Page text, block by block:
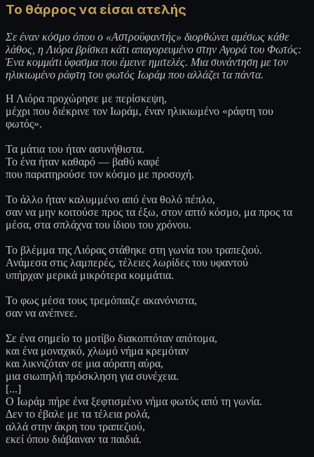
Το θάρρος να είσαι ατελής
Σε έναν κόσμο όπου ο «Αστροϋφαντής» διορθώνει αμέσως κάθε
λάθος, η Λιόρα βρίσκει κάτι απαγορευμένο στην Αγορά του Φωτός:
Ένα κομμάτι ύφασμα που έμεινε ημιτελές. Μια συνάντηση με τον
ηλικιωμένο ράφτη του φωτός Ιωράμ που αλλάζει τα πάντα.
Η Λιόρα προχώρησε με περίσκεψη,
μέχρι που διέκρινε τον Ιωράμ, έναν ηλικιωμένο «ράφτη του
φωτός».
Τα μάτια του ήταν ασυνήθιστα.
Το ένα ήταν καθαρό — βαθύ καφέ
που παρατηρούσε τον κόσμο με προσοχή.
Το άλλο ήταν καλυμμένο από ένα θολό πέπλο,
σαν να μην κοιτούσε προς τα έξω, στον απτό κόσμο, μα προς τα
μέσα, στα σπλάχνα του ίδιου του χρόνου.
Το βλέμμα της Λιόρας στάθηκε στη γωνία του τραπεζιού.
Ανάμεσα στις λαμπερές, τέλειες λωρίδες του υφαντού
υπήρχαν μερικά μικρότερα κομμάτια.
Το φως μέσα τους τρεμόπαιζε ακανόνιστα,
σαν να ανέπνεε.
Σε ένα σημείο το μοτίβο διακοπτόταν απότομα,
και ένα μοναχικό, χλωμό νήμα κρεμόταν
και λικνιζόταν σε μια αόρατη αύρα,
μια σιωπηλή πρόσκληση για συνέχεια.
[...]
Ο Ιωράμ πήρε ένα ξεφτισμένο νήμα φωτός από τη γωνία.
Δεν το έβαλε με τα τέλεια ρολά,
αλλά στην άκρη του τραπεζιού,
εκεί όπου διάβαιναν τα παιδιά.